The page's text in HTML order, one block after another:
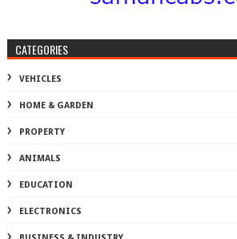
CATEGORIES
VEHICLES
HOME & GARDEN
PROPERTY
ANIMALS
EDUCATION
ELECTRONICS